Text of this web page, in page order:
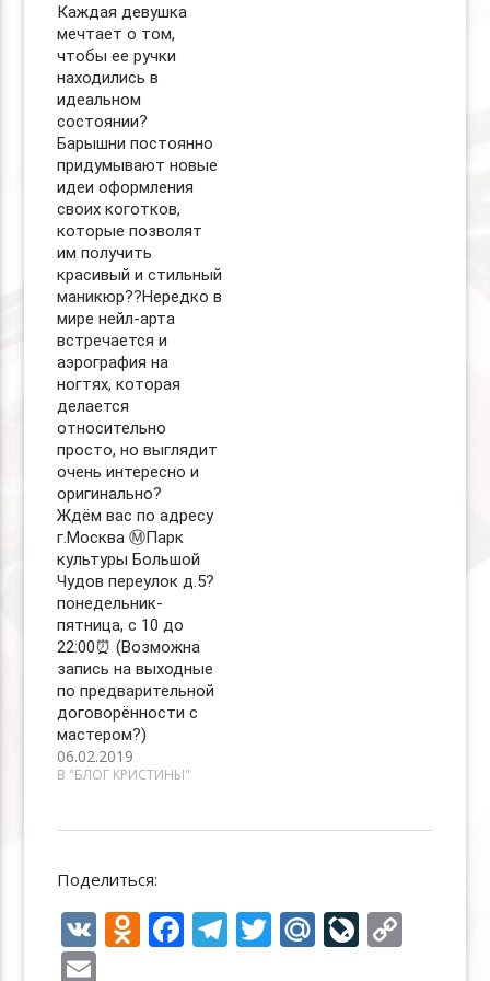
Каждая девушка
мечтает о том,
чтобы ее ручки
находились в
идеальном
состоянии? ⠀
Барышни постоянно
придумывают новые
идеи оформления
своих коготков,
которые позволят
им получить
красивый и стильный
маникюр??Нередко в
мире нейл-арта
встречается и
аэрография на
ногтях, которая
делается
относительно
просто, но выглядит
очень интересно и
оригинально? ⠀
Ждём вас по адресу
г.Москва Ⓜ️Парк
культуры Большой
Чудов переулок д.5?
понедельник-
пятница, с 10 до
22:00⏰ (Возможна
запись на выходные
по предварительной
договорённости с
мастером?)
06.02.2019
В "БЛОГ КРИСТИНЫ"
Поделиться:
V O F T T M Li